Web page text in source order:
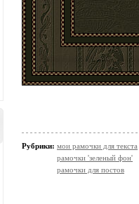
Рубрики: мои рамочки для текста
рамочки 'зеленый фон'
рамочки для постов